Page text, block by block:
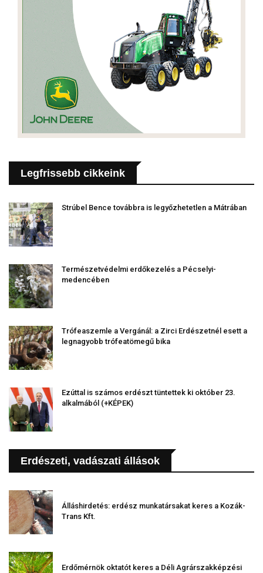
Legfrissebb cikkeink
Strúbel Bence továbbra is legyőzhetetlen a Mátrában
Természetvédelmi erdőkezelés a Pécselyi-
medencében
Trófeaszemle a Vergánál: a Zirci Erdészetnél esett a
legnagyobb trófeatömegű bika
Ezúttal is számos erdészt tüntettek ki október 23.
alkalmából (+KÉPEK)
Erdészeti, vadászati állások
Álláshirdetés: erdész munkatársakat keres a Kozák-
Trans Kft.
Erdőmérnök oktatót keres a Déli Agrárszakképzési